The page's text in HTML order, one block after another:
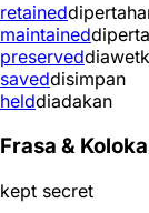
retained
maintained
preserved
saveddisimpan
helddiadakan
Frasa &
kept secret